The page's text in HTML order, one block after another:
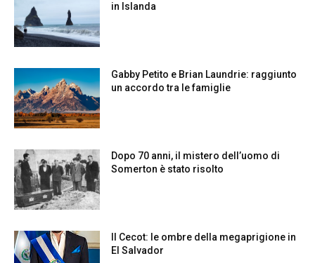
in Islanda
Gabby Petito e Brian Laundrie: raggiunto
un accordo tra le famiglie
Dopo 70 anni, il mistero dell’uomo di
Somerton è stato risolto
Il Cecot: le ombre della megaprigione in
El Salvador